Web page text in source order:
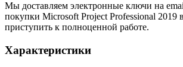
Мы доставляем электронные ключи на
покупки Microsoft Project Professional 2019
приступить к полноценной работе.
Характеристики